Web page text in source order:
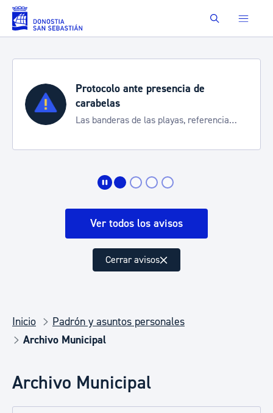
Saltar al contenido principal Buscar
Protocolo ante presencia de
carabelas
Las banderas de las playas, referencia
Ver todos los avisos
Cerrar avisos
Inicio
Padrón y asuntos personales
Archivo Municipal
Archivo Municipal